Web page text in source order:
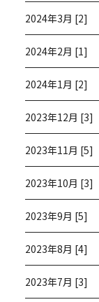
2024年3月 [2]
2024年2月 [1]
2024年1月 [2]
2023年12月 [3]
2023年11月 [5]
2023年10月 [3]
2023年9月 [5]
2023年8月 [4]
2023年7月 [3]